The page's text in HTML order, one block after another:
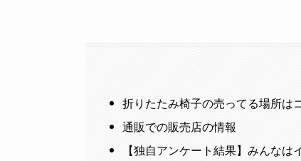
折りたたみ椅子の売ってる場所は
通販での販売店の情報
【独自アンケート結果】みんなは